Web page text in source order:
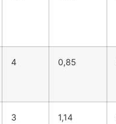
4 0,85
3 1,14